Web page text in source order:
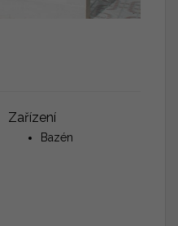
Zařízení
Bazén